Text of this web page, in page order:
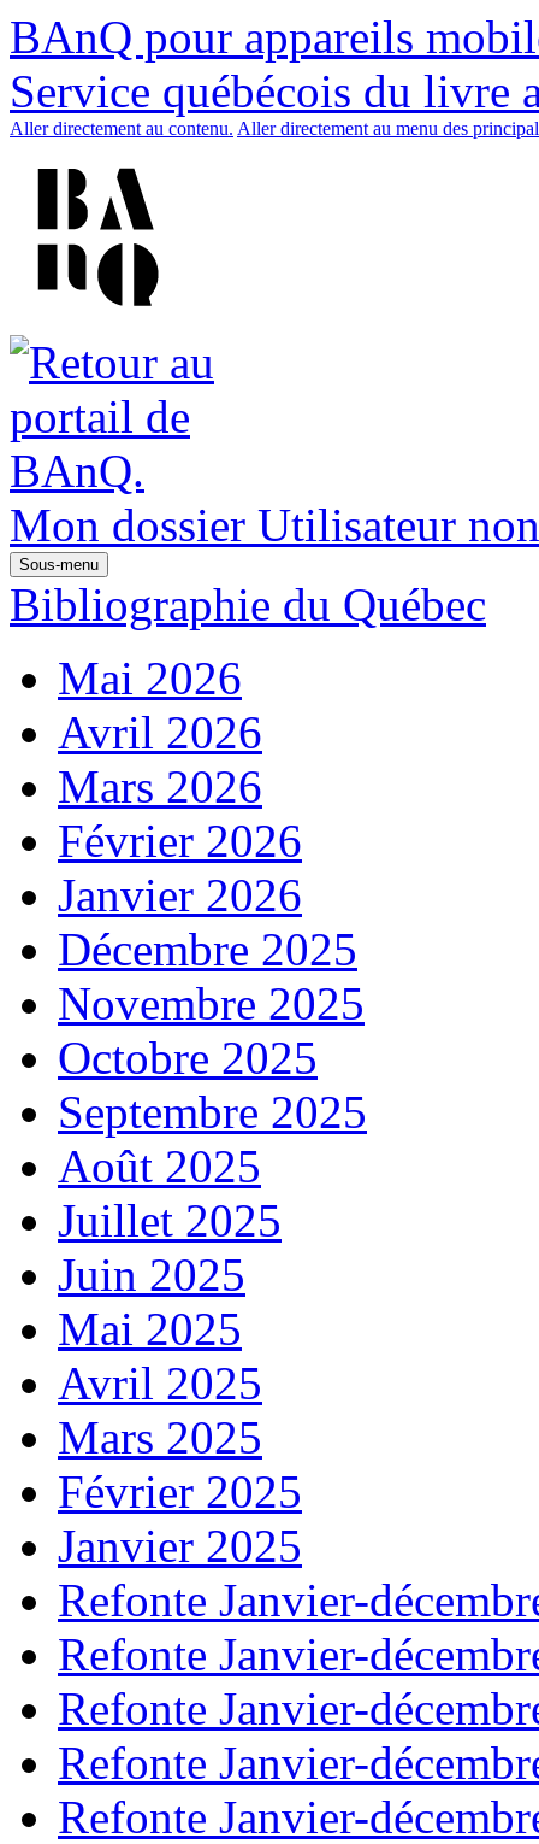
BAnQ pour appareils
Service québécois du livre
Aller directement au contenu. Aller directement au menu des
Mon dossier Utilisateur
Sous-menu
Bibliographie du Québec
Mai 2026
Avril 2026
Mars 2026
Février 2026
Janvier 2026
Décembre 2025
Novembre 2025
Octobre 2025
Septembre 2025
Août 2025
Juillet 2025
Juin 2025
Mai 2025
Avril 2025
Mars 2025
Février 2025
Janvier 2025
Refonte Janvier-
Refonte Janvier-
Refonte Janvier-
Refonte Janvier-
Refonte Janvier-